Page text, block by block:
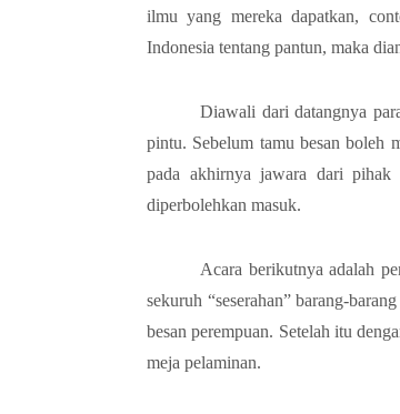
ilmu yang mereka dapatkan,
Indonesia tentang pantun, maka
Diawali dari datangnya
pintu. Sebelum tamu besan boleh
pada akhirnya jawara dari pihak
diperbolehkan masuk.
Acara berikutnya adalah
sekuruh “seserahan” barang-
besan perempuan. Setelah itu
meja pelaminan.